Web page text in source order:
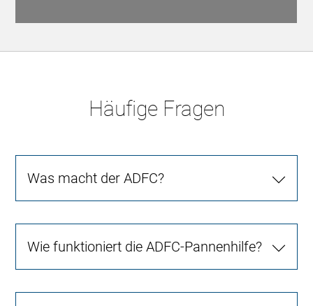
Häufige Fragen
Was macht der ADFC?
Wie funktioniert die ADFC-Pannenhilfe?